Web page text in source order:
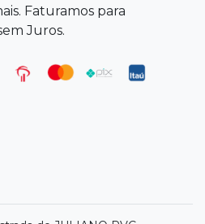
Faturamos para
Juros.